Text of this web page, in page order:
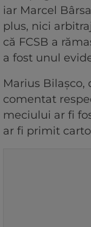
iar Marcel
plus, nici
că FCSB a
a fost unul
Marius Bilașco,
comentat
meciului ar fi
ar fi primit